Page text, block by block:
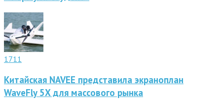
1711
Китайская NAVEE представила экраноплан
WaveFly 5X для массового рынка